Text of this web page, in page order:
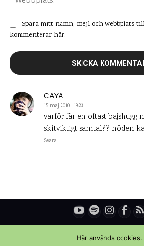
CAYA
15 maj 2010 , 19:23
varför får en oftast bajshugg
skitviktigt samtal?? nöden
Svara
Spara mitt namn, mejl och webbplats
kommenterar här.
Här används cookies.